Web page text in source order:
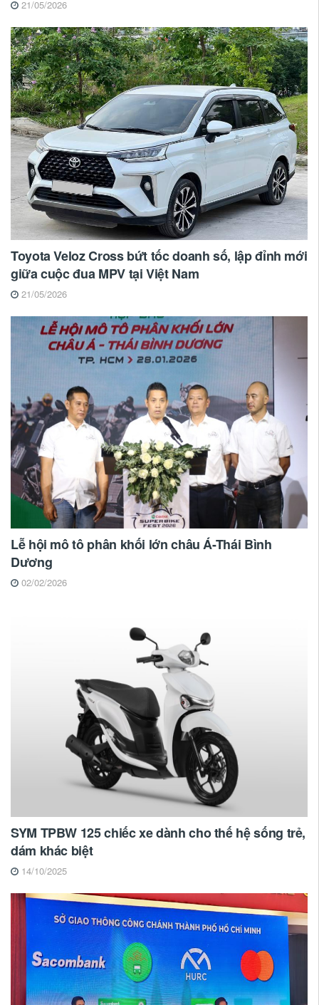
21/05/2026
Toyota Veloz Cross bứt tốc doanh số, lập đỉnh mới
giữa cuộc đua MPV tại Việt Nam
21/05/2026
Lễ hội mô tô phân khối lớn châu Á-Thái Bình
Dương
02/02/2026
SYM TPBW 125 chiếc xe dành cho thế hệ sống trẻ,
dám khác biệt
14/10/2025